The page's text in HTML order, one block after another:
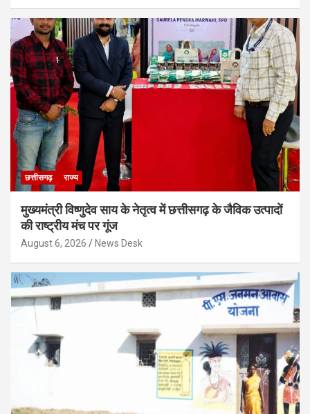
छत्तीसगढ़ राज्य
मुख्यमंत्री विष्णुदेव साय के नेतृत्व में छत्तीसगढ़ के जैविक उत्पादों
की राष्ट्रीय मंच पर गूंज
August 6, 2026 News Desk